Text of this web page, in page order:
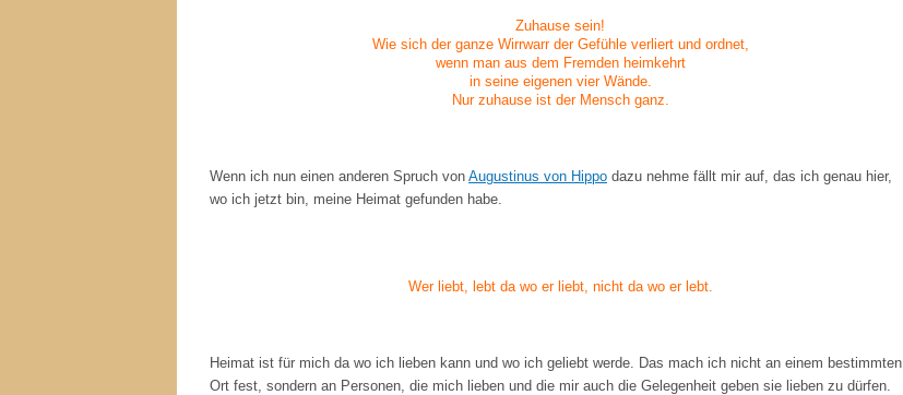
Zuhause sein!
Wie sich der ganze Wirrwarr der Gefühle verliert und ordnet,
wenn man aus dem Fremden heimkehrt
in seine eigenen vier Wände.
Nur zuhause ist der Mensch ganz.
Wenn ich nun einen anderen Spruch von Augustinus von Hippo dazu nehme fällt mir auf, das ich genau hier,
wo ich jetzt bin, meine Heimat gefunden habe.
Wer liebt, lebt da wo er liebt, nicht da wo er lebt.
Heimat ist für mich da wo ich lieben kann und wo ich geliebt werde. Das mach ich nicht an einem bestimmten
Ort fest, sondern an Personen, die mich lieben und die mir auch die Gelegenheit geben sie lieben zu dürfen.